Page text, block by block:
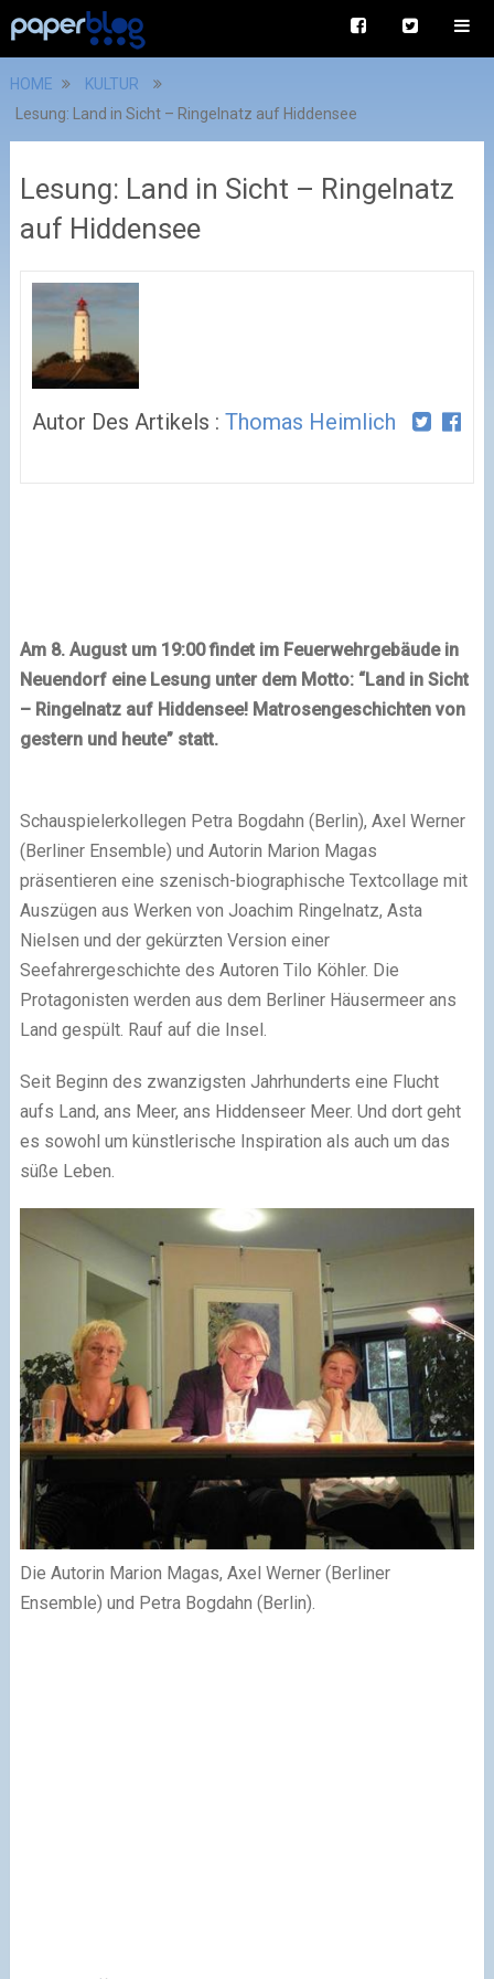
HOME
KULTUR
Lesung: Land in Sicht – Ringelnatz auf Hiddensee
Lesung: Land in Sicht – Ringelnatz
auf Hiddensee
Autor Des Artikels : Thomas Heimlich
Am 8. August um 19:00 findet im Feuerwehrgebäude in
Neuendorf eine Lesung unter dem Motto: “Land in Sicht
– Ringelnatz auf Hiddensee! Matrosengeschichten von
gestern und heute” statt.
Schauspielerkollegen Petra Bogdahn (Berlin), Axel Werner
(Berliner Ensemble) und Autorin Marion Magas
präsentieren eine szenisch-biographische Textcollage mit
Auszügen aus Werken von Joachim Ringelnatz, Asta
Nielsen und der gekürzten Version einer
Seefahrergeschichte des Autoren Tilo Köhler. Die
Protagonisten werden aus dem Berliner Häusermeer ans
Land gespült. Rauf auf die Insel.
Seit Beginn des zwanzigsten Jahrhunderts eine Flucht
aufs Land, ans Meer, ans Hiddenseer Meer. Und dort geht
es sowohl um künstlerische Inspiration als auch um das
süße Leben.
Die Autorin Marion Magas, Axel Werner (Berliner
Ensemble) und Petra Bogdahn (Berlin).